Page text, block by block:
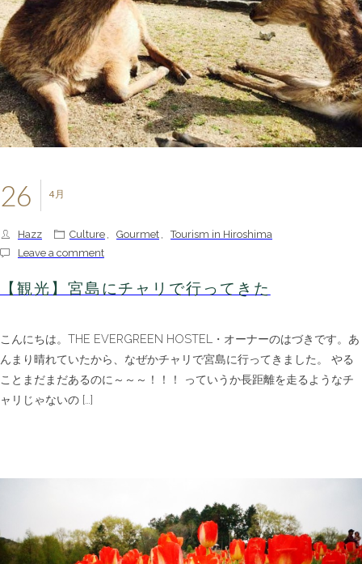
4月
26
Hazz Culture Gourmet
Tourism in Hiroshima
Leave a comment
【観光】宮島にチャリで行ってきた
こんにちは。THE EVERGREEN HOSTEL・オーナーのはづきです。あ
んまり晴れていたから、なぜかチャリで宮島に行ってきました。 やる
ことまだまだあるのに～～～！！！ っていうか長距離を走るようなチ
ャリじゃないの […]